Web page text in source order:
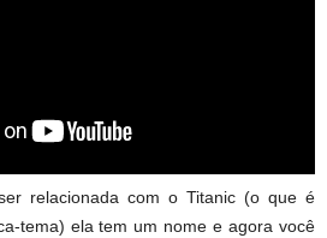
relacionada com o Titanic (o que é
tema) ela tem um nome e agora você